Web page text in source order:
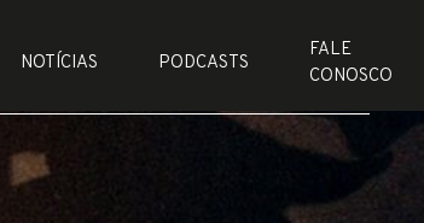
NOTÍCIAS PODCASTS
FALE
CONOSCO